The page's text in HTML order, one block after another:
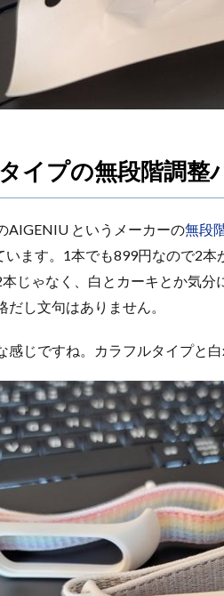
イプの無段階調整
AIGENIU というメーカーの無段
ます。1本でも899円なので2本
じゃなく、白とカーキとか気
し文句はありません。
感じですね。カラフルタイプと白